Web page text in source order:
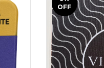
OFF